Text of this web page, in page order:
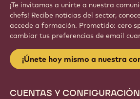
¡Te invitamos a unirte a nuestra
chefs! Recibe noticias del sector,
accede a formación. Prometido: cero
cambiar tus preferencias de email
¡Únete hoy mismo a nuestra
CUENTAS Y CONFIGURACIÓN